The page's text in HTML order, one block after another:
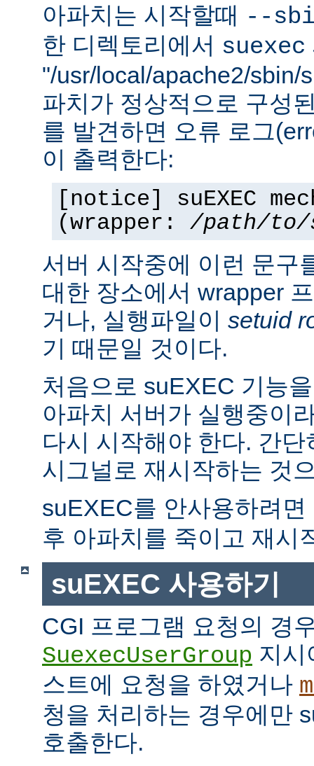
아파치는 시작할때 --
한 디렉토리에서 suexec
"/usr/local/apache2/sbin/
파치가 정상적으로 구성
를 발견하면 오류 로그
이 출력한다:
[notice] suEXEC
(wrapper: /path/to/
서버 시작중에 이런 문구
대한 장소에서 wrapper
거나, 실행파일이 setuid
기 때문일 것이다.
처음으로 suEXEC 기능
아파치 서버가 실행중이
다시 시작해야 한다. 간
시그널로 재시작하는 것
suEXEC를 안사용하려면
후 아파치를 죽이고 재시
suEXEC 사용하기
CGI 프로그램 요청의 경
SuexecUserGroup 지시
스트에 요청을 하였거나
청을 처리하는 경우에만
호출한다.